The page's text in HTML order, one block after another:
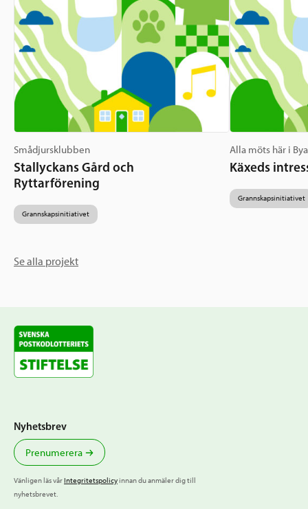
Smådjursklubben
Stallyckans Gård och
Ryttarförening
Grannskapsinitiativet
Alla möts här i
Käxeds
Grannskapsinitiativet
Se alla projekt
Nyhetsbrev
Prenumerera
Vänligen läs vårIntegritetspolicyinnan du anmäler dig till
nyhetsbrevet.